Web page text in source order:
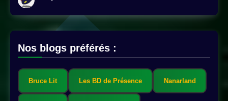
Nos blogs préférés :
Bruce Lit Les BD de Présence Nanarland